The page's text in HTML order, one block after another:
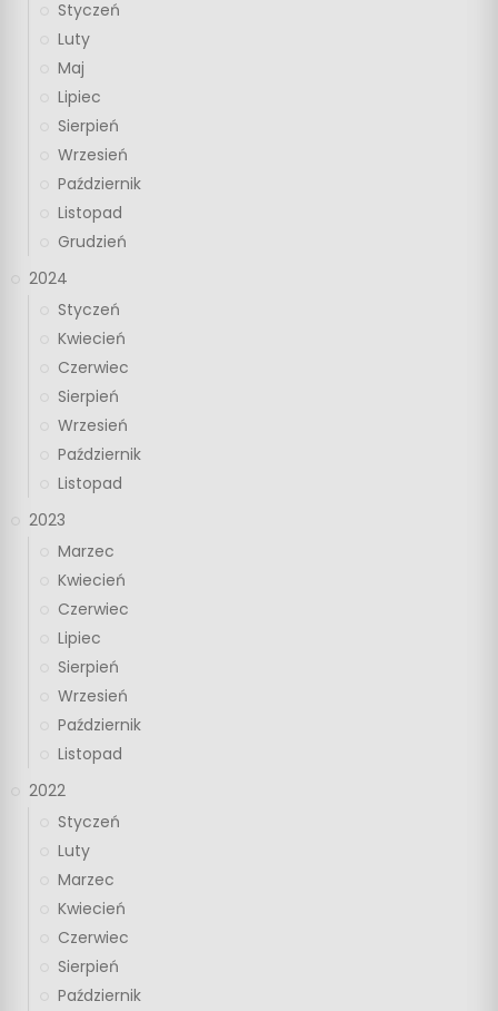
Styczeń
Luty
Maj
Lipiec
Sierpień
Wrzesień
Październik
Listopad
Grudzień
2024
Styczeń
Kwiecień
Czerwiec
Sierpień
Wrzesień
Październik
Listopad
2023
Marzec
Kwiecień
Czerwiec
Lipiec
Sierpień
Wrzesień
Październik
Listopad
2022
Styczeń
Luty
Marzec
Kwiecień
Czerwiec
Sierpień
Październik